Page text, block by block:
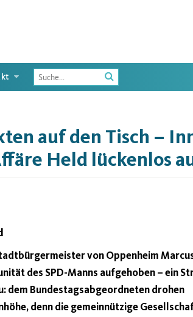
Enter
the
to
search
for
auf den Tisch –
Held lückenlos
von Oppenheim
des SPD-Manns aufgehoben – ein
dem Bundestagsabgeordneten drohen
denn die gemeinnützige